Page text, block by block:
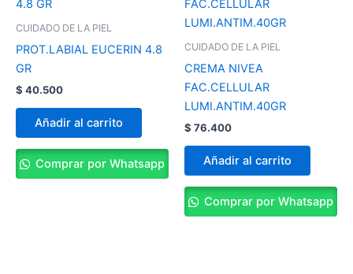
CUIDADO DE LA PIEL
PROT.LABIAL EUCERIN 4.8
GR
$ 40.500
Añadir al carrito
Comprar por Whatsapp
CUIDADO DE LA PIEL
CREMA NIVEA
FAC.CELLULAR
LUMI.ANTIM.40GR
$ 76.400
Añadir al carrito
Comprar por Whatsapp